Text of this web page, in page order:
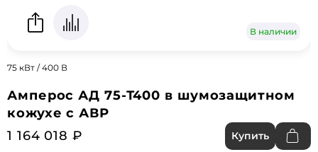
В наличии
75 кВт / 400 В
Амперос АД 75-Т400 в шумозащитном
кожухе с АВР
1 164 018 ₽
Купить